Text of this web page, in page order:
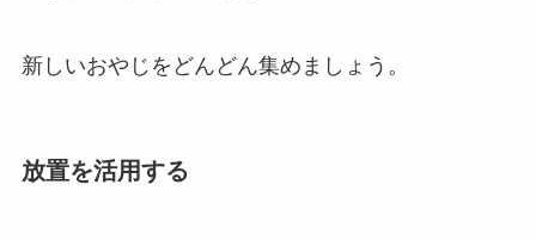
新しいおやじをどんどん集めましょう。
放置を活用する